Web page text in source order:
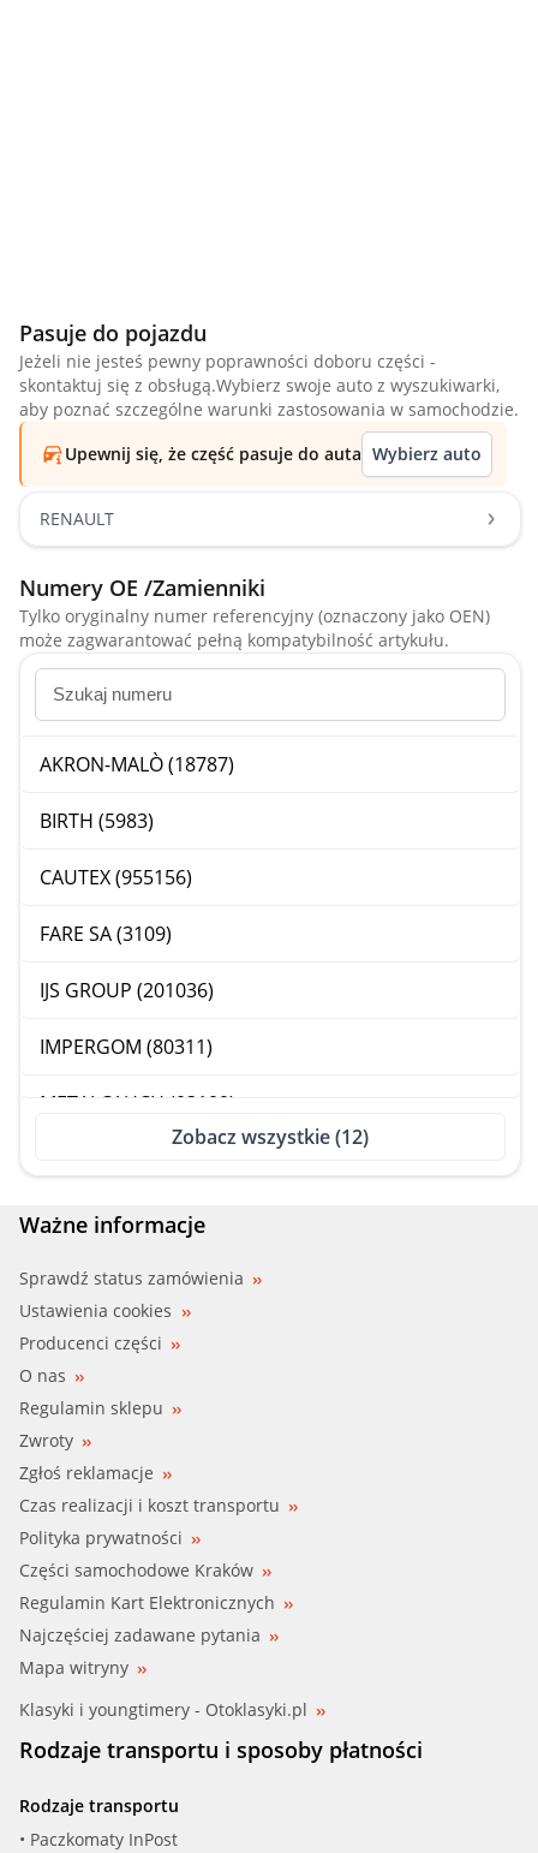
Pasuje do pojazdu
Jeżeli nie jesteś pewny poprawności doboru części -
skontaktuj się z obsługą.Wybierz swoje auto z wyszukiwarki,
aby poznać szczególne warunki zastosowania w samochodzie.
Upewnij się, że część pasuje do auta Wybierz auto
RENAULT
Numery OE /Zamienniki
Tylko oryginalny numer referencyjny (oznaczony jako OEN)
może zagwarantować pełną kompatybilność artykułu.
AKRON-MALÒ (18787)
BIRTH (5983)
CAUTEX (955156)
FARE SA (3109)
IJS GROUP (201036)
IMPERGOM (80311)
METALCAUCH (03109)
RENAU (7700870330)
STC (T403109)
VEMA (10041)
Zobacz wszystkie (12)
Ważne informacje
Sprawdź status zamówienia
Ustawienia cookies
Producenci części
O nas
Regulamin sklepu
Zwroty
Zgłoś reklamacje
Czas realizacji i koszt transportu
Polityka prywatności
Części samochodowe Kraków
Regulamin Kart Elektronicznych
Najczęściej zadawane pytania
Mapa witryny
Klasyki i youngtimery - Otoklasyki.pl
Rodzaje transportu i sposoby płatności
Rodzaje transportu
• Paczkomaty InPost